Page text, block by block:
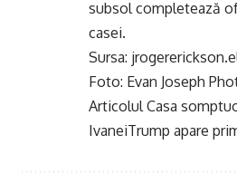
subsol completează
casei.
Sursa:
Foto: Evan Joseph
ArticolulCasa
IvaneiTrump apare